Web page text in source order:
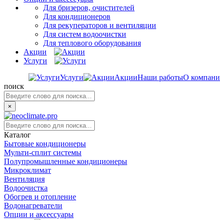
Для бризеров, очистителей
Для кондиционеров
Для рекуператоров и вентиляции
Для систем водоочистки
Для теплового оборудования
Акции
Услуги
Услуги
АкцииНаши работыО
поиск
×
Каталог
Бытовые кондиционеры
Мульти-сплит системы
Полупромышленные кондиционеры
Микроклимат
Вентиляция
Водоочистка
Обогрев и отопление
Водонагреватели
Опции и аксессуары